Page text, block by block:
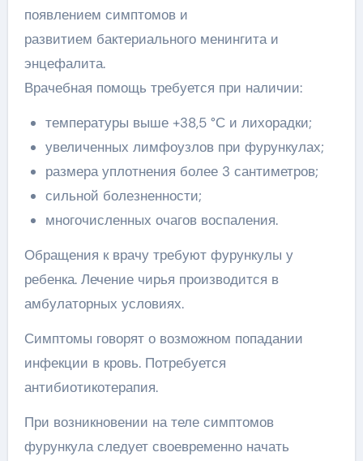
появлением симптомов и
развитием бактериального менингита и
энцефалита.
Врачебная помощь требуется при наличии:
температуры выше +38,5 °С и лихорадки;
увеличенных лимфоузлов при фурункулах;
размера уплотнения более 3 сантиметров;
сильной болезненности;
многочисленных очагов воспаления.
Обращения к врачу требуют фурункулы у
ребенка. Лечение чирья производится в
амбулаторных условиях.
Симптомы говорят о возможном попадании
инфекции в кровь. Потребуется
антибиотикотерапия.
При возникновении на теле симптомов
фурункула следует своевременно начать